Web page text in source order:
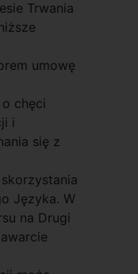
Trwania
umowę
chęci
i
się z
Języka. W
na Drugi